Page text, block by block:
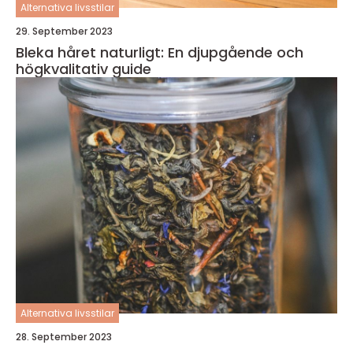
Alternativa livsstilar
29. September 2023
Bleka håret naturligt: En djupgående och
högkvalitativ guide
Alternativa livsstilar
28. September 2023